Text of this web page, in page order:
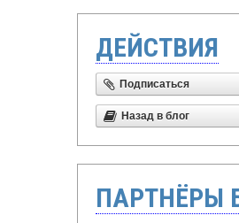
ДЕЙСТВИЯ
Подписаться
Назад в блог
ПАРТНЁРЫ